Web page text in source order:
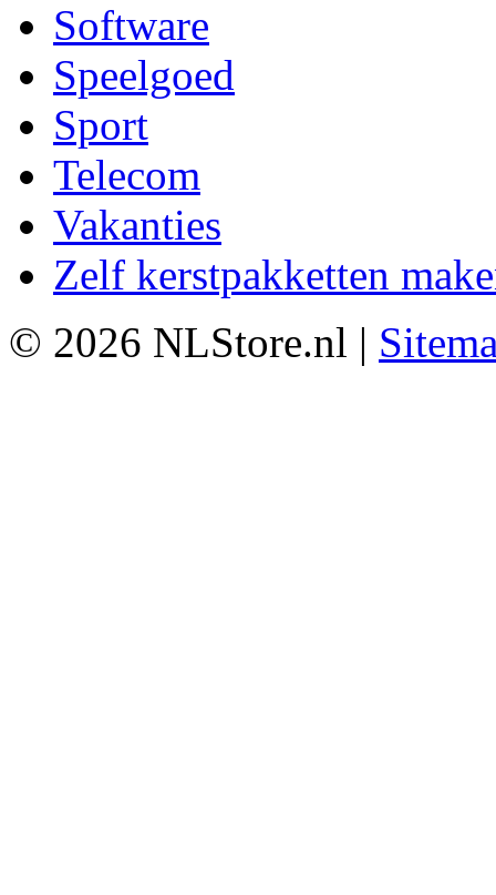
Software
Speelgoed
Sport
Telecom
Vakanties
Zelf kerstpakketten
© 2026 NLStore.nl |